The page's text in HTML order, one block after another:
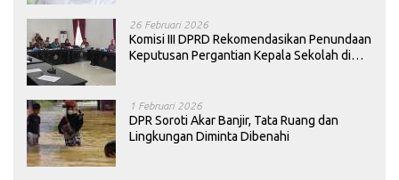
26 Februari 2026
Komisi III DPRD Rekomendasikan Penundaan
Keputusan Pergantian Kepala Sekolah di
1 Februari 2026
DPR Soroti Akar Banjir, Tata Ruang dan
Lingkungan Diminta Dibenahi